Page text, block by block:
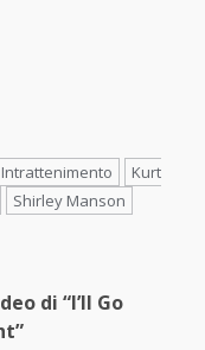
Intrattenimento
Kurt
Shirley Manson
di “I’ll Go